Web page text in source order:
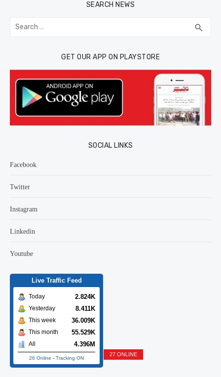
SEARCH NEWS
Search
for: search
GET OUR APP ON PLAYSTORE
SOCIAL LINKS
Facebook
Twitter
Instagram
Linkedin
Youtube
Live Traffic Feed
Today 2.824K
Yesterday 8.411K
This week 36.009K
This month 55.529K
All 4.396M
26 Online - Tracking ON
27 ONLINE